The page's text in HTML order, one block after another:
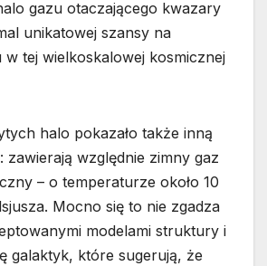
gazu otaczającego kwazary
unikatowej szansy na
w tej wielkoskalowej kosmicznej
halo pokazało także inną
zawierają względnie zimny gaz
– o temperaturze około 10
Mocno się to nie zgadza
modelami struktury i
galaktyk, które sugerują, że